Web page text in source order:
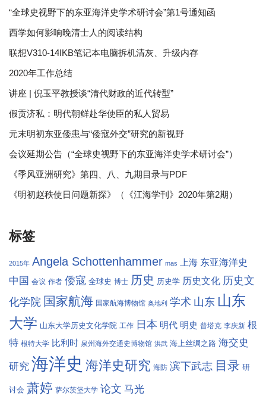
“全球史视野下的东亚海洋史学术研讨会”第1号通知函
西学如何影响晚清士人的阅读结构
联想V310-14IKB笔记本电脑拆机清灰、升级内存
2020年工作总结
讲座 | 倪玉平教授谈“清代财政的近代转型”
假贡济私：明代朝鲜赴华使臣的私人贸易
元末明初东亚倭患与“倭寇外交”研究的新视野
会议延期公告（“全球史视野下的东亚海洋史学术研讨会”）
《季风亚洲研究》第四、八、九期目录与PDF
《明初赵秩使日问题新探》（《江海学刊》2020年第2期）
标签
2015年 Angela Schottenhammer mas 上海 东亚海洋史
中国 会议 作者 倭寇 全球史 博士 历史 历史学 历史文化 历史文
化学院 国家航海 国家航海博物馆 奥地利 学术 山东 山东
大学 山东大学历史文化学院 工作 日本 明代 明史 普塔克 李庆新 根
特 根特大学 比利时 泉州海外交通史博物馆 洪武 海上丝绸之路 海交史
研究 海洋史 海洋史研究 海防 滨下武志 目录 研
讨会 萧婷 萨尔茨堡大学 论文 马光